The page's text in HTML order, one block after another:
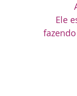
Ele